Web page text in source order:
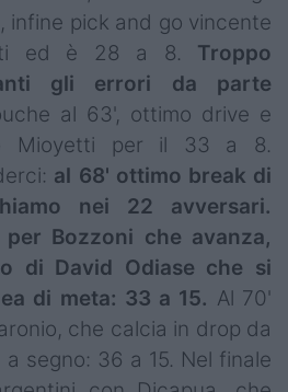
infine pick and go vincente
ed è 28 a 8. Troppo
gli errori da parte
al 63', ottimo drive e
Mioyetti per il 33 a 8.
al 68' ottimo break di
nei 22 avversari.
Bozzoni che avanza,
di David Odiase che si
di meta: 33 a 15. Al 70'
che calcia in drop da
segno: 36 a 15. Nel finale